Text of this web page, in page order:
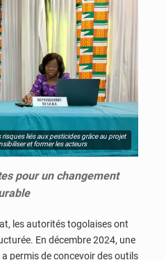
liés aux pesticides grâce au projet
et former les acteurs
pour un changement
les autorités togolaises ont
En décembre 2024, une
permis de concevoir des outils